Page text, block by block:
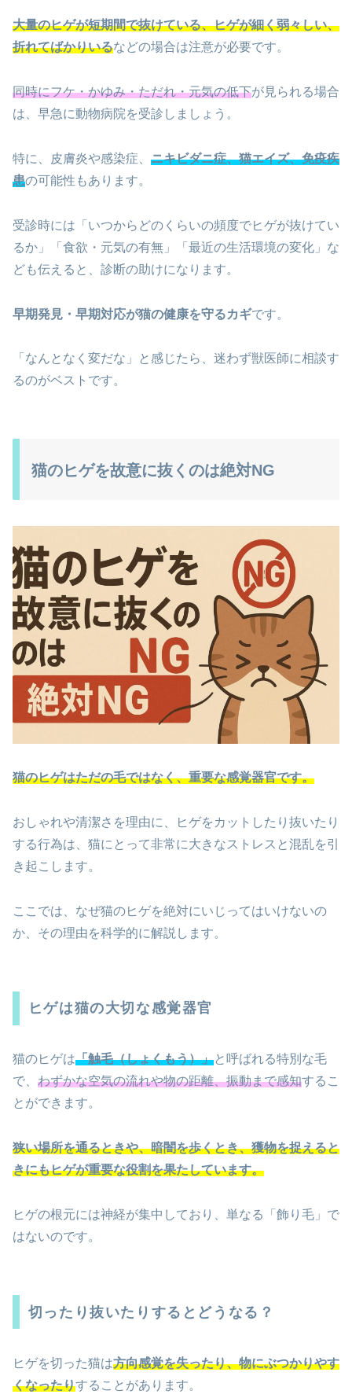
大量のヒゲが短期間で抜けている、ヒゲが細く弱々しい、
折れてばかりいるなどの場合は注意が必要です。
同時にフケ・かゆみ・ただれ・元気の低下が見られる場合
は、早急に動物病院を受診しましょう。
特に、皮膚炎や感染症、 ニキビダニ症、猫エイズ、免疫疾
患の可能性もあります。
受診時には「いつからどのくらいの頻度でヒゲが抜けてい
るか」「食欲・元気の有無」「最近の生活環境の変化」な
ども伝えると、診断の助けになります。
早期発見・早期対応が猫の健康を守るカギです。
「なんとなく変だな」と感じたら、迷わず獣医師に相談す
るのがベストです。
猫のヒゲを故意に抜くのは絶対NG
猫のヒゲはただの毛ではなく、重要な感覚器官です。
おしゃれや清潔さを理由に、ヒゲをカットしたり抜いたり
する行為は、猫にとって非常に大きなストレスと混乱を引
き起こします。
ここでは、なぜ猫のヒゲを絶対にいじってはいけないの
か、その理由を科学的に解説します。
ヒゲは猫の大切な感覚器官
猫のヒゲは「触毛（しょくもう）」と呼ばれる特別な毛
で、 わずかな空気の流れや物の距離、振動まで感知するこ
とができます。
狭い場所を通るときや、暗闇を歩くとき、獲物を捉えると
きにもヒゲが重要な役割を果たしています。
ヒゲの根元には神経が集中しており、単なる「飾り毛」で
はないのです。
切ったり抜いたりするとどうなる？
ヒゲを切った猫は方向感覚を失ったり、物にぶつかりやす
くなったりすることがあります。